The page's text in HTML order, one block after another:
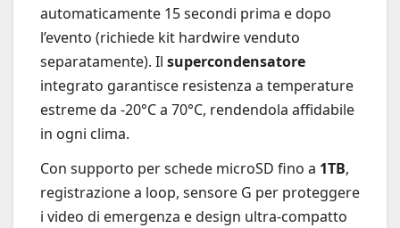
automaticamente 15 secondi prima e dopo
l’evento (richiede kit hardwire venduto
separatamente). Il supercondensatore
integrato garantisce resistenza a temperature
estreme da -20°C a 70°C, rendendola affidabile
in ogni clima.
Con supporto per schede microSD fino a 1TB,
registrazione a loop, sensore G per proteggere
i video di emergenza e design ultra-compatto